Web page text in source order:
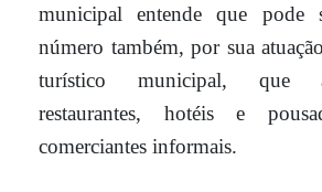
municipal entende que pode
número também, por sua
turístico municipal, que
restaurantes, hotéis e
comerciantes informais.